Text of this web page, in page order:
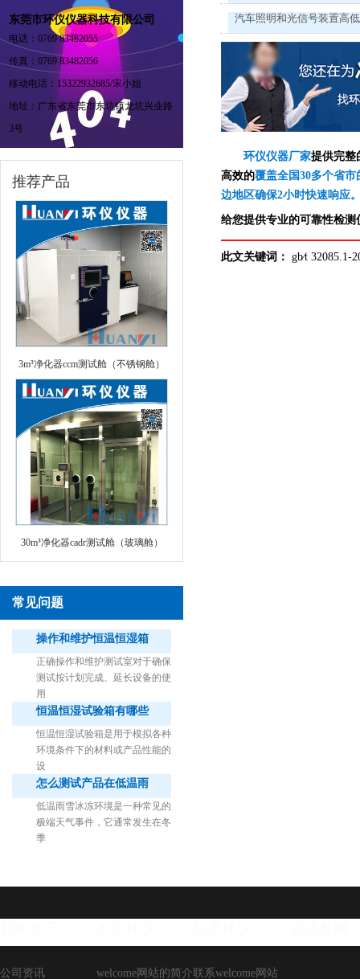
东莞市环仪仪器科技有限公司
电话：0769 83482055
传真：0769 83482056
移动电话：15322932685/宋小姐
地址：广东省东莞市东坑镇龙坑兴业路
3号
推荐产品
3m³净化器ccm测试舱（不锈钢舱）
30m³净化器cadr测试舱（玻璃舱）
常见问题
操作和维护恒温恒湿箱
正确操作和维护测试室对于确保
测试按计划完成、延长设备的使
用
恒温恒湿试验箱有哪些
恒温恒湿试验箱是用于模拟各种
环境条件下的材料或产品性能的
设
怎么测试产品在低温雨
低温雨雪冰冻环境是一种常见的
极端天气事件，它通常发生在冬
季
汽车照明和光信号装置高
环仪仪器厂家提供完整
高效的覆盖全国30多个省
边地区确保2小时快速响应
给您提供专业的可靠性检测
此文关键词： gb∕t
公司资讯 welcome网站的简介联系welcome网站